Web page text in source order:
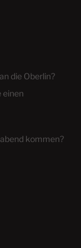
die Oberlin?
einen
kommen?